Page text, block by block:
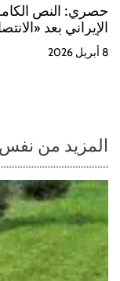
حصري: النص
الإيراني بعد
8 أبريل 2026
المزيد من